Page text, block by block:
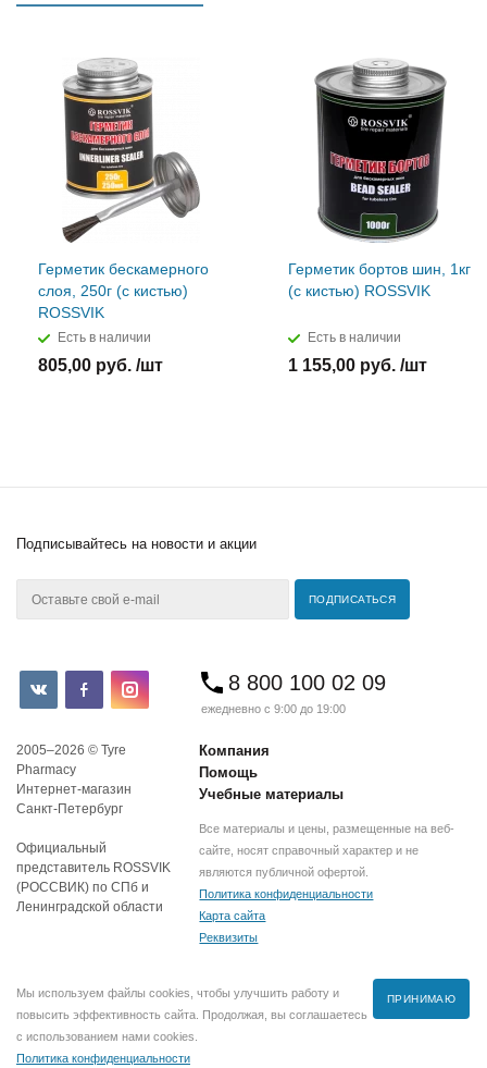
Герметик бескамерного
слоя, 250г (с кистью)
ROSSVIK
Есть в наличии
805,00 руб. /шт
Герметик бортов шин, 1кг
(с кистью) ROSSVIK
Есть в наличии
1 155,00 руб. /шт
Подписывайтесь на новости и акции
8 800 100 02 09
ежедневно с 9:00 до 19:00
2005–2026 © Tyre
Pharmacy
Интернет-магазин
Санкт-Петербург
Официальный
представитель ROSSVIK
(РОССВИК) по СПб и
Ленинградской области
Компания
Помощь
Учебные материалы
Все материалы и цены, размещенные на веб-
сайте, носят справочный характер и не
являются публичной офертой.
Политика конфиденциальности
Карта сайта
Реквизиты
Мы используем файлы cookies, чтобы улучшить работу и
повысить эффективность сайта. Продолжая, вы соглашаетесь
с использованием нами cookies.
Политика конфиденциальности
ПРИНИМАЮ